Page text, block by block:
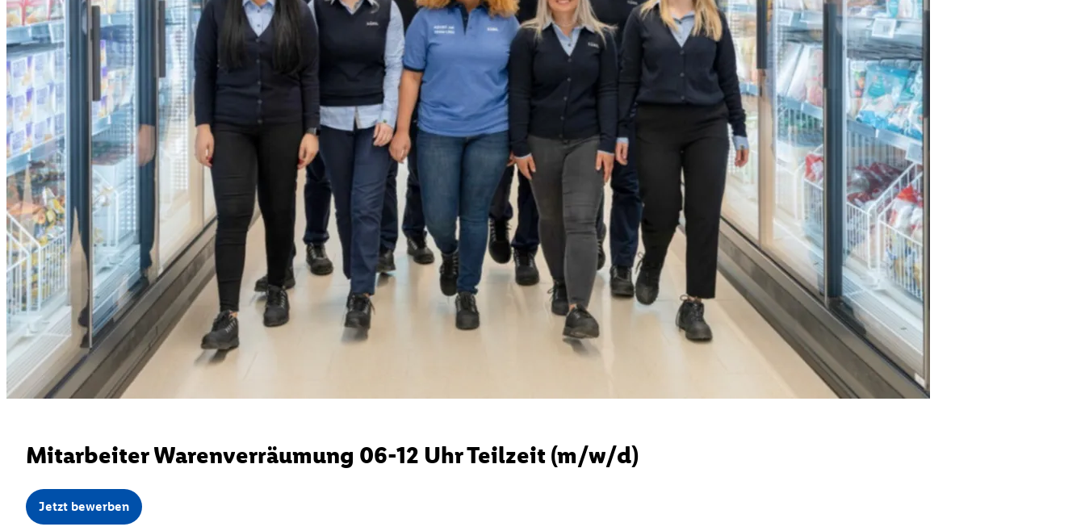
Mitarbeiter Warenverräumung 06-12 Uhr Teilzeit (m/w/d)
Jetzt bewerben